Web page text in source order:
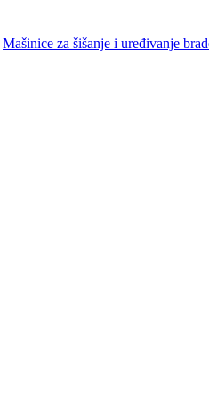
Mašinice za šišanje i uređivanje